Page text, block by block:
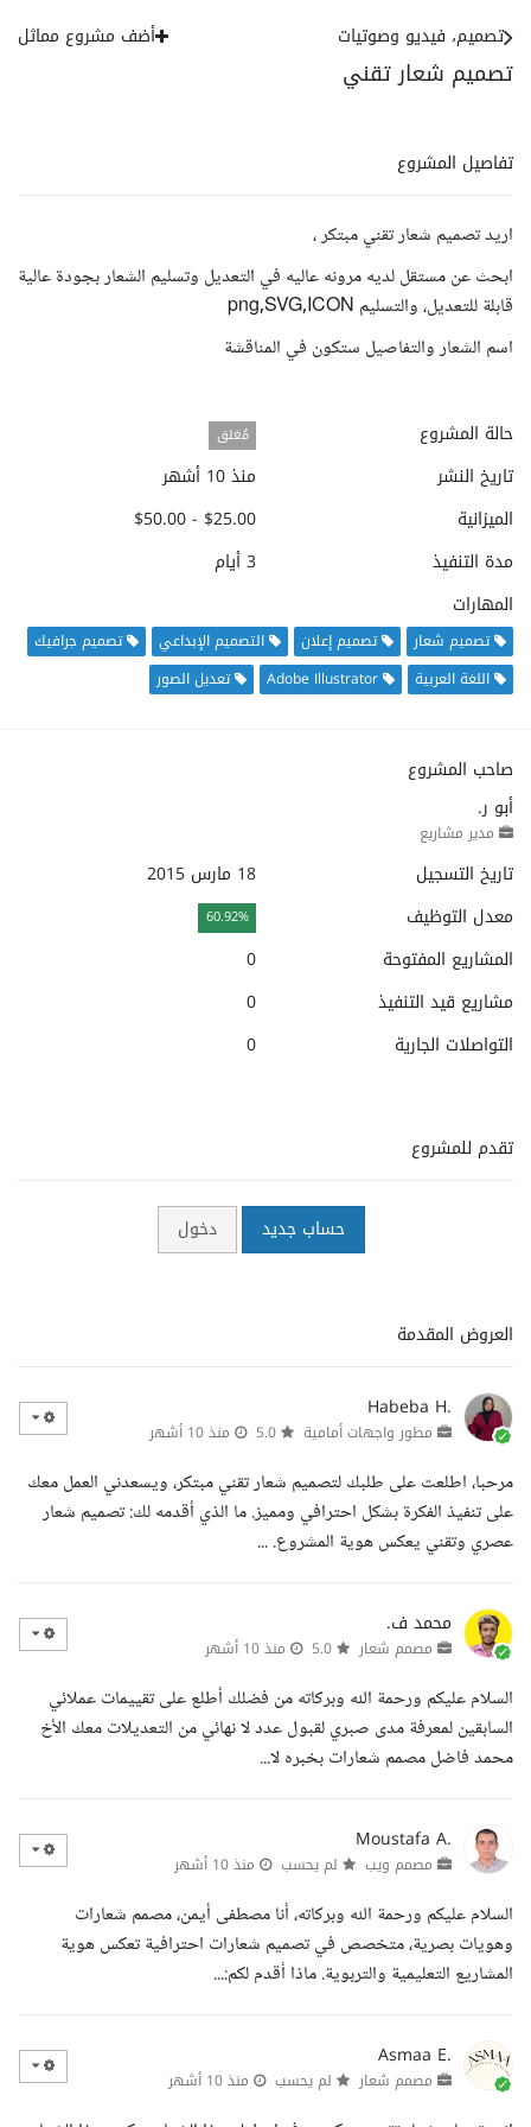
تصميم شعار تقني
تصميم، فيديو وصوتيات أضف مشروع مماثل
تفاصيل المشروع
اريد تصميم شعار تقني مبتكر ،
ابحث عن مستقل لديه مرونه عاليه في التعديل وتسليم الشعار بجودة عالية
قابلة للتعديل، والتسليم png,SVG,ICON
اسم الشعار والتفاصيل ستكون في المناقشة
حالة المشروع مُغلق
تاريخ النشر
منذ 10 أشهر
الميزانية
$25.00 - $50.00
مدة التنفيذ
3 أيام
المهارات
تصميم شعار تصميم إعلان التصميم الإبداعي
تصميم جرافيك
اللغة العربية
Adobe Illustrator تعديل الصور
صاحب المشروع
أبو ر.
مدير مشاريع
تاريخ التسجيل
18 مارس 2015
معدل التوظيف
60.92%
المشاريع المفتوحة
0
مشاريع قيد التنفيذ
0
التواصلات الجارية
0
تقدم للمشروع
حساب جديد دخول
العروض المقدمة
Habeba H.
مطور واجهات أمامية منذ 10 أشهر
مرحبا، اطلعت على طلبك لتصميم شعار تقني مبتكر، ويسعدني العمل معك
على تنفيذ الفكرة بشكل احترافي ومميز. ما الذي أقدمه لك: تصميم شعار
عصري وتقني يعكس هوية المشروع. ...
محمد ف.
مصمم شعار منذ 10 أشهر
السلام عليكم ورحمة الله وبركاته من فضلك أطلع على تقييمات عملائي
السابقين لمعرفة مدى صبري لقبول عدد لا نهائي من التعديلات معك الأخ
محمد فاضل مصمم شعارات بخبره لا...
Moustafa A.
مصمم ويب لم يحسب منذ 10 أشهر
السلام عليكم ورحمة الله وبركاته، أنا مصطفى أيمن، مصمم شعارات
وهويات بصرية، متخصص في تصميم شعارات احترافية تعكس هوية
المشاريع التعليمية والتربوية. ماذا أقدم لكم:...
Asmaa E.
مصمم شعار لم يحسب منذ 10 أشهر